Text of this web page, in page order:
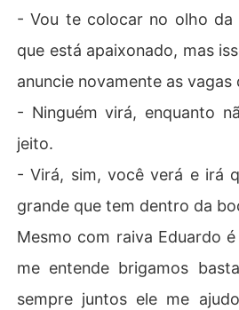
- Vou te colocar no olho da
que está apaixonado, mas
anuncie novamente as vagas
- Ninguém virá, enquanto
jeito.
- Virá, sim, você verá e irá
grande que tem dentro da
Mesmo com raiva Eduardo
me entende brigamos
sempre juntos ele me